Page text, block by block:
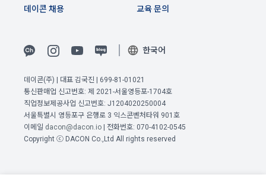
다. 다만, 청약철회에 관하여 「전자상거래 등에서의 소비자보
2. 이용자는 재화 및 서비스 등을 제공받은 경우 다음 각 호에 해
가. 이용자의 사용 또는 일부 소비에 의하여 재화 및 서비스 등의
가치가 현저히 감소한 경우
3. 제2항 제’나’호 경우에 “사이트”가 사전에 청약철회 등이 제한
되는 사실을 소비자가 쉽게 알 수 있는 곳에 명기하는 등의 조치
를 하지 않았다면 이용자의 청약철회 등이 제한되지 않는다.
를 보유합니다. 이 경우 회사는 보관하는 정보를 그 보관의 목적
① 계약 또는 청약철회 등에 관한 기록: 5년
② 대금결제 및 재화 등의 공급에 관한 기록: 5년
③ 소비자의 불만 또는 분쟁처리에 관한 기록: 3년
④ 부정이용 등에 관한 기록: 5년
교육 문의
데이콘 채용
한국어
데이콘(주) | 대표 김국진 | 699-81-01021
통신판매업 신고번호: 제 2021-서울영등포-1704호
직업정보제공사업 신고번호: J1204020250004
서울특별시 영등포구 은행로 3 익스콘벤처타워 901호
이메일 dacon@dacon.io | 전화번호: 070-4102-0545
Copyright ⓒ DACON Co.,Ltd All rights reserved